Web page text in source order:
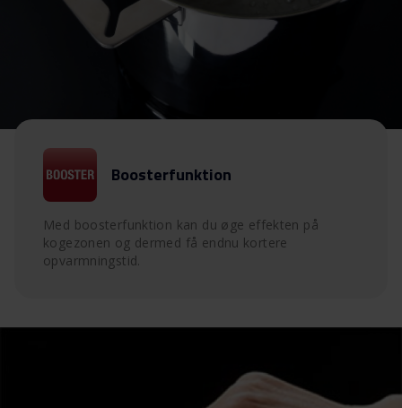
Boosterfunktion
Med boosterfunktion kan du øge effekten på
kogezonen og dermed få endnu kortere
opvarmningstid.